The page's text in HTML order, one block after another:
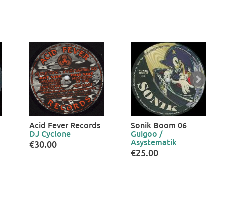
Acid Fever Records
DJ Cyclone
€30.00
Sonik Boom 06
Guigoo /
Asystematik
€25.00